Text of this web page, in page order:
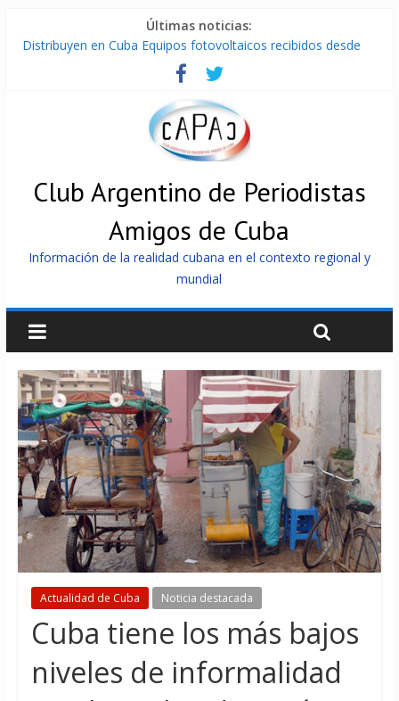
Últimas noticias:
Distribuyen en Cuba Equipos fotovoltaicos recibidos desde
La ONU condena medidas de EE.UU contra Cuba
Cuba alerta sobre doctrina militar de dominación de EEUU
Nuevas sanciones de EEUU contra Cuba apuntan a la
cooperación militar con Rusia y China
Brutal represión contra los que marchan para que no se
venda la patria
Club Argentino de Periodistas
Amigos de Cuba
Información de la realidad cubana en el contexto regional y
mundial
Actualidad de Cuba Noticia destacada
Cuba tiene los más bajos
niveles de informalidad